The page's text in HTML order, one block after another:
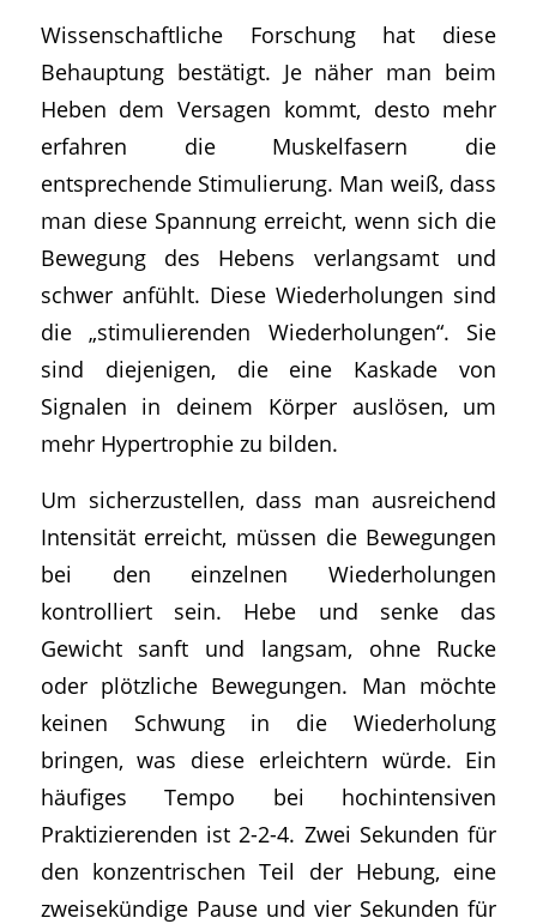
Wissenschaftliche Forschung hat diese
Behauptung bestätigt. Je näher man beim
Heben dem Versagen kommt, desto mehr
erfahren die Muskelfasern die
entsprechende Stimulierung. Man weiß, dass
man diese Spannung erreicht, wenn sich die
Bewegung des Hebens verlangsamt und
schwer anfühlt. Diese Wiederholungen sind
die „stimulierenden Wiederholungen“. Sie
sind diejenigen, die eine Kaskade von
Signalen in deinem Körper auslösen, um
mehr Hypertrophie zu bilden.
Um sicherzustellen, dass man ausreichend
Intensität erreicht, müssen die Bewegungen
bei den einzelnen Wiederholungen
kontrolliert sein. Hebe und senke das
Gewicht sanft und langsam, ohne Rucke
oder plötzliche Bewegungen. Man möchte
keinen Schwung in die Wiederholung
bringen, was diese erleichtern würde. Ein
häufiges Tempo bei hochintensiven
Praktizierenden ist 2-2-4. Zwei Sekunden für
den konzentrischen Teil der Hebung, eine
zweisekündige Pause und vier Sekunden für